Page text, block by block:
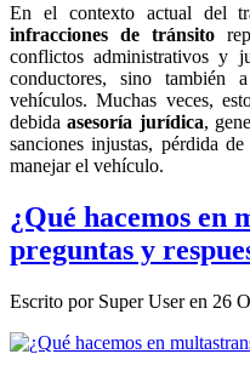
En el contexto actual del
infracciones de tránsito
conflictos administrativos y
conductores, sino también
vehículos. Muchas veces,
debidaasesoría jurídica,
sanciones injustas, pérdida
manejar el vehículo.
¿Qué hacemos en
preguntas y
Escrito por Super User en 26